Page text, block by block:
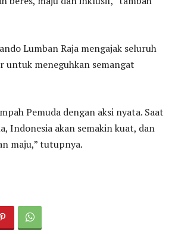
Lumban Raja mengajak seluruh
untuk meneguhkan semangat
Pemuda dengan aksi nyata. Saat
Indonesia akan semakin kuat, dan
maju,” tutupnya.